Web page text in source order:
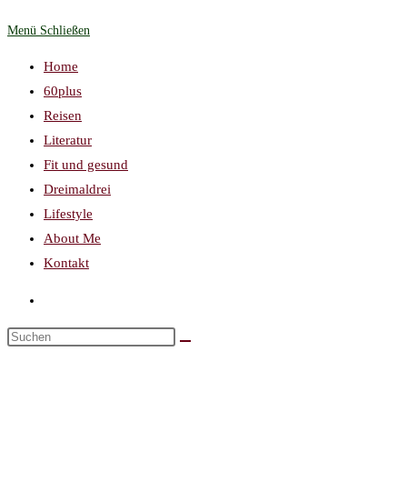
Menü Schließen
Home
60plus
Reisen
Literatur
Fit und gesund
Dreimaldrei
Lifestyle
About Me
Kontakt